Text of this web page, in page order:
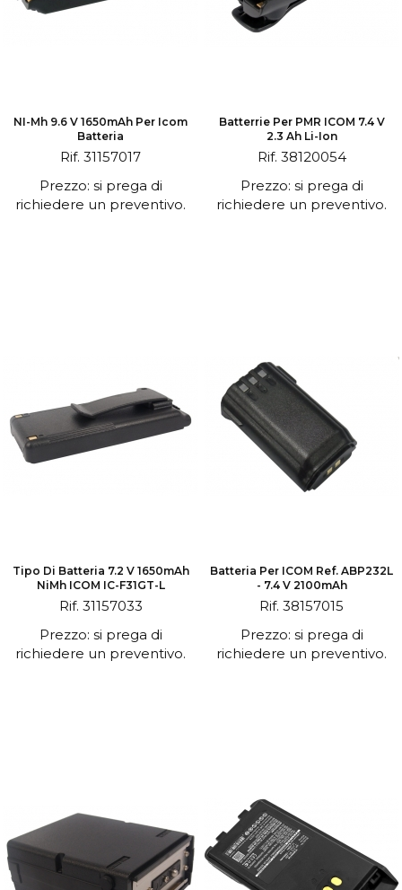
NI-Mh 9.6 V 1650mAh Per Icom
Batteria
Rif. 31157017
Prezzo: si prega di
richiedere un preventivo.
Batterrie Per PMR ICOM 7.4 V
2.3 Ah Li-Ion
Rif. 38120054
Prezzo: si prega di
richiedere un preventivo.
Tipo Di Batteria 7.2 V 1650mAh
NiMh ICOM IC-F31GT-L
Rif. 31157033
Prezzo: si prega di
richiedere un preventivo.
Batteria Per ICOM Ref. ABP232L
- 7.4 V 2100mAh
Rif. 38157015
Prezzo: si prega di
richiedere un preventivo.